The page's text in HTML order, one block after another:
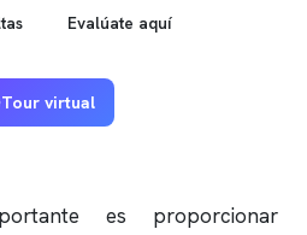
Evalúate aquí
Tour virtual
es proporcionar